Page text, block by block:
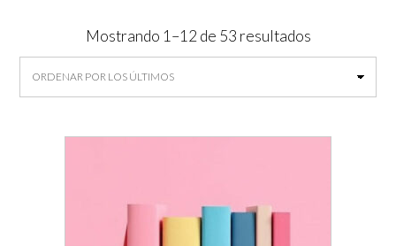
Mostrando 1–12 de 53 resultadosOrdenado
por